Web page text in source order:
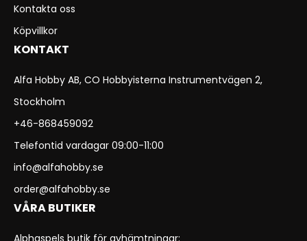
Kontakta oss
Köpvillkor
KONTAKT
Alfa Hobby AB, CO Hobbyisterna Instrumentvägen 2,
Stockholm
+46-868459092
Telefontid vardagar 09:00-11:00
info@alfahobby.se
order@alfahobby.se
VÅRA BUTIKER